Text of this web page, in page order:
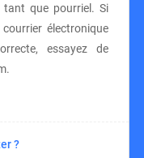
que pourriel. Si
électronique
essayez de
?